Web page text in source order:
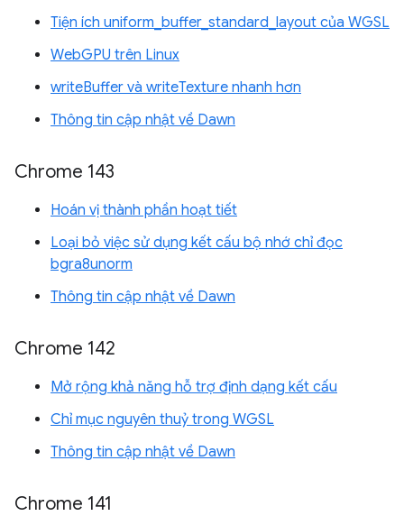
Tiện ích uniform_buffer_standard_layout của WGSL
WebGPU trên Linux
writeBuffer và writeTexture nhanh hơn
Thông tin cập nhật về Dawn
Chrome 143
Hoán vị thành phần hoạt tiết
Loại bỏ việc sử dụng kết cấu bộ nhớ chỉ đọc
bgra8unorm
Thông tin cập nhật về Dawn
Chrome 142
Mở rộng khả năng hỗ trợ định dạng kết cấu
Chỉ mục nguyên thuỷ trong WGSL
Thông tin cập nhật về Dawn
Chrome 141